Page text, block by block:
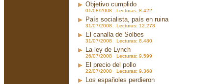
Objetivo cumplido
01/08/2008 Lecturas: 8.422
País socialista, país en ruina
31/07/2008 Lecturas: 12.278
El canalla de Solbes
31/07/2008 Lecturas: 8.480
La ley de Lynch
26/07/2008 Lecturas: 9.599
El precio del pollo
22/07/2008 Lecturas: 9.368
Los españoles perdieron